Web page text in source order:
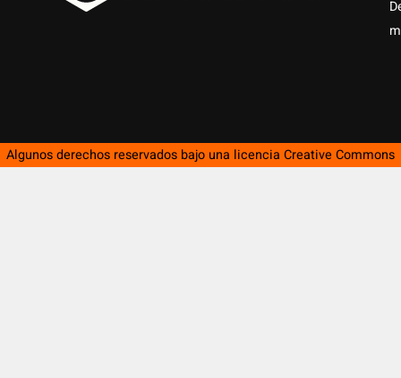
Algunos derechos reservados bajo una licencia Creative Commons